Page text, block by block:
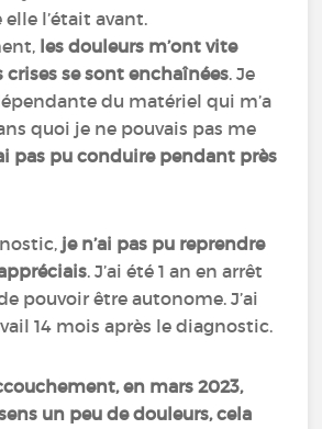
l’était avant.
les douleurs m’ont vite
crises se sont enchaînées. Je
du matériel qui m’a
quoi je ne pouvais pas me
pas pu conduire pendant près
je n’ai pas pu reprendre
. J’ai été 1 an en arrêt
pouvoir être autonome. J’ai
14 mois après le diagnostic.
en mars 2023,
un peu de douleurs, cela